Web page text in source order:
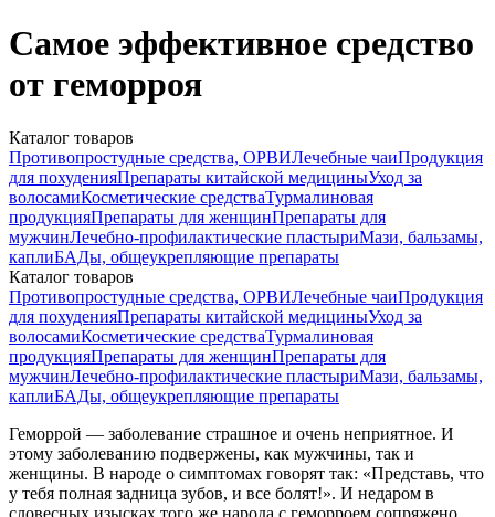
Самое эффективное средство
от геморроя
Каталог товаров
Противопростудные средства, ОРВИЛечебные чаиПродукция
для похуденияПрепараты китайской медициныУход за
волосамиКосметические средстваТурмалиновая
продукцияПрепараты для женщинПрепараты для
мужчинЛечебно-профилактические пластыриМази, бальзамы,
каплиБАДы, общеукрепляющие препараты
Каталог товаров
Противопростудные средства, ОРВИЛечебные чаиПродукция
для похуденияПрепараты китайской медициныУход за
волосамиКосметические средстваТурмалиновая
продукцияПрепараты для женщинПрепараты для
мужчинЛечебно-профилактические пластыриМази, бальзамы,
каплиБАДы, общеукрепляющие препараты
Геморрой — заболевание страшное и очень неприятное. И
этому заболеванию подвержены, как мужчины, так и
женщины. В народе о симптомах говорят так: «Представь, что
у тебя полная задница зубов, и все болят!». И недаром в
словесных изысках того же народа с геморроем сопряжено